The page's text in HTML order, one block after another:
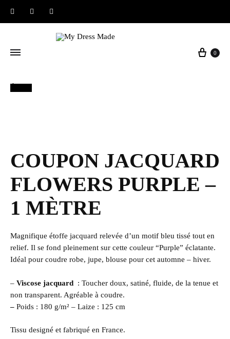
InstagramFacebook
Panier
0
COUPON JACQUARD
FLOWERS PURPLE –
1 MÈTRE
Magnifique étoffe jacquard relevée d’un motif bleu tissé tout en
relief. Il se fond pleinement sur cette couleur “Purple” éclatante.
Idéal pour coudre robe, jupe, blouse pour cet automne – hiver.
– Viscose jacquard : Toucher doux, satiné, fluide, de la tenue et
non transparent. Agréable à coudre.
– Poids : 180 g/m² – Laize : 125 cm
Tissu designé et fabriqué en France.